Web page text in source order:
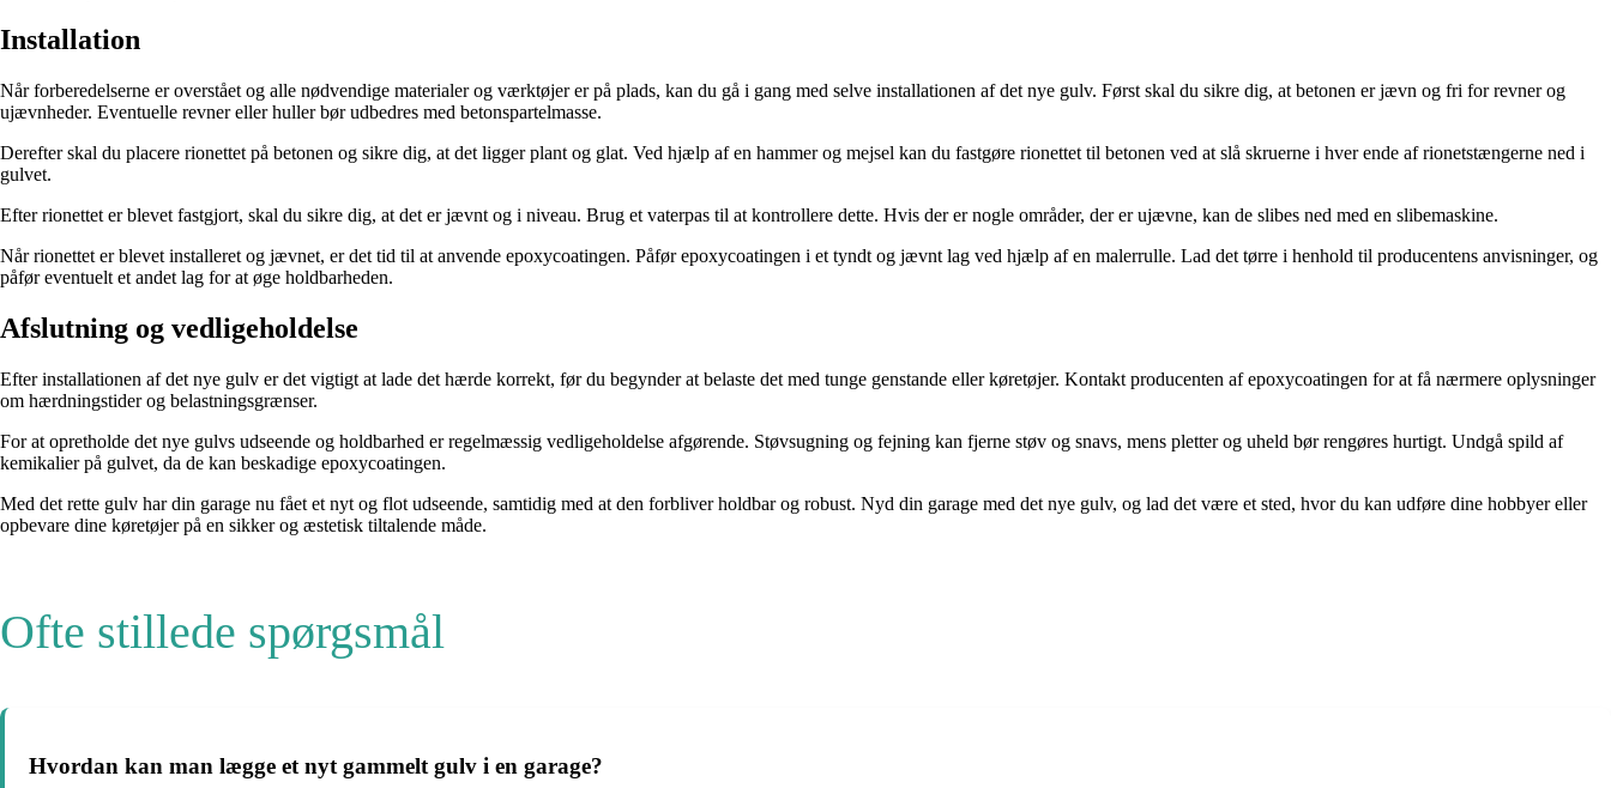
Installation
Når forberedelserne er overstået og alle nødvendige materialer og værktøjer er på plads, kan du gå i gang med selve installationen af det nye gulv. Først skal du sikre dig, at betonen er jævn og fri for revner og
ujævnheder. Eventuelle revner eller huller bør udbedres med betonspartelmasse.
Derefter skal du placere rionettet på betonen og sikre dig, at det ligger plant og glat. Ved hjælp af en hammer og mejsel kan du fastgøre rionettet til betonen ved at slå skruerne i hver ende af rionetstængerne ned i
gulvet.
Efter rionettet er blevet fastgjort, skal du sikre dig, at det er jævnt og i niveau. Brug et vaterpas til at kontrollere dette. Hvis der er nogle områder, der er ujævne, kan de slibes ned med en slibemaskine.
Når rionettet er blevet installeret og jævnet, er det tid til at anvende epoxycoatingen. Påfør epoxycoatingen i et tyndt og jævnt lag ved hjælp af en malerrulle. Lad det tørre i henhold til producentens anvisninger, og
påfør eventuelt et andet lag for at øge holdbarheden.
Afslutning og vedligeholdelse
Efter installationen af det nye gulv er det vigtigt at lade det hærde korrekt, før du begynder at belaste det med tunge genstande eller køretøjer. Kontakt producenten af epoxycoatingen for at få nærmere oplysninger
om hærdningstider og belastningsgrænser.
For at opretholde det nye gulvs udseende og holdbarhed er regelmæssig vedligeholdelse afgørende. Støvsugning og fejning kan fjerne støv og snavs, mens pletter og uheld bør rengøres hurtigt. Undgå spild af
kemikalier på gulvet, da de kan beskadige epoxycoatingen.
Med det rette gulv har din garage nu fået et nyt og flot udseende, samtidig med at den forbliver holdbar og robust. Nyd din garage med det nye gulv, og lad det være et sted, hvor du kan udføre dine hobbyer eller
opbevare dine køretøjer på en sikker og æstetisk tiltalende måde.
Ofte stillede spørgsmål
Hvordan kan man lægge et nyt gammelt gulv i en garage?